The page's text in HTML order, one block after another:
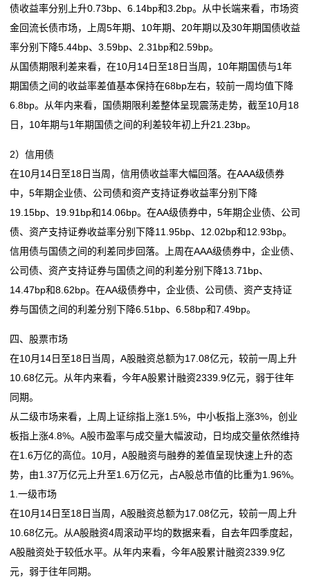
债收益率分别上升0.73bp、6.14bp和3.2bp。从中长端来看，市场资
金回流长债市场，上周5年期、10年期、20年期以及30年期国债收益
率分别下降5.44bp、3.59bp、2.31bp和2.59bp。
从国债期限利差来看，在10月14日至18日当周，10年期国债与1年
期国债之间的收益率差值基本保持在68bp左右，较前一周均值下降
6.8bp。从年内来看，国债期限利差整体呈现震荡走势，截至10月18
日，10年期与1年期国债之间的利差较年初上升21.23bp。
2）信用债
在10月14日至18日当周，信用债收益率大幅回落。在AAA级债券
中，5年期企业债、公司债和资产支持证券收益率分别下降
19.15bp、19.91bp和14.06bp。在AA级债券中，5年期企业债、公司
债、资产支持证券收益率分别下降11.95bp、12.02bp和12.93bp。
信用债与国债之间的利差同步回落。上周在AAA级债券中，企业债、
公司债、资产支持证券与国债之间的利差分别下降13.71bp、
14.47bp和8.62bp。在AA级债券中，企业债、公司债、资产支持证
券与国债之间的利差分别下降6.51bp、6.58bp和7.49bp。
四、股票市场
在10月14日至18日当周，A股融资总额为17.08亿元，较前一周上升
10.68亿元。从年内来看，今年A股累计融资2339.9亿元，弱于往年
同期。
从二级市场来看，上周上证综指上涨1.5%，中小板指上涨3%，创业
板指上涨4.8%。A股市盈率与成交量大幅波动，日均成交量依然维持
在1.6万亿的高位。10月，A股融资与融券的差值呈现快速上升的态
势，由1.37万亿元上升至1.6万亿元，占A股总市值的比重为1.96%。
1.一级市场
在10月14日至18日当周，A股融资总额为17.08亿元，较前一周上升
10.68亿元。从A股融资4周滚动平均的数据来看，自去年四季度起，
A股融资处于较低水平。从年内来看，今年A股累计融资2339.9亿
元，弱于往年同期。